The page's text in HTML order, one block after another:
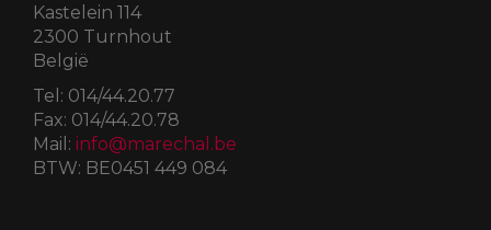
Kastelein 114
2300 Turnhout
België
Tel: 014/44.20.77
Fax: 014/44.20.78
Mail: info@marechal.be
BTW: BE0451 449 084